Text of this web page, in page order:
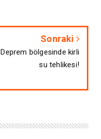
Sonraki
Deprem bölgesinde kirli
su tehlikesi!